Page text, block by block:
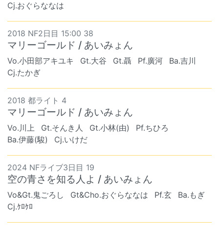
Cj.おぐらななは
2018 NF2日目 15:00 38
マリーゴールド / あいみょん
Vo.小田部アキユキ Gt.大谷 Gt.聶 Pf.廣河
Ba.吉川
Cj.たかぎ
2018 都ライト 4
マリーゴールド / あいみょん
Vo.川上 Gt.そんき人 Gt.小林(由)
Pf.ちひろ
Ba.伊藤(駿)
Cj.いけだ
2024 NFライブ3日目 19
空の青さを知る人よ / あいみょん
Vo&Gt.鬼ごろし Gt&Cho.おぐらななは Pf.玄
Ba.もぎ
Cj.ｹﾛｹﾛ